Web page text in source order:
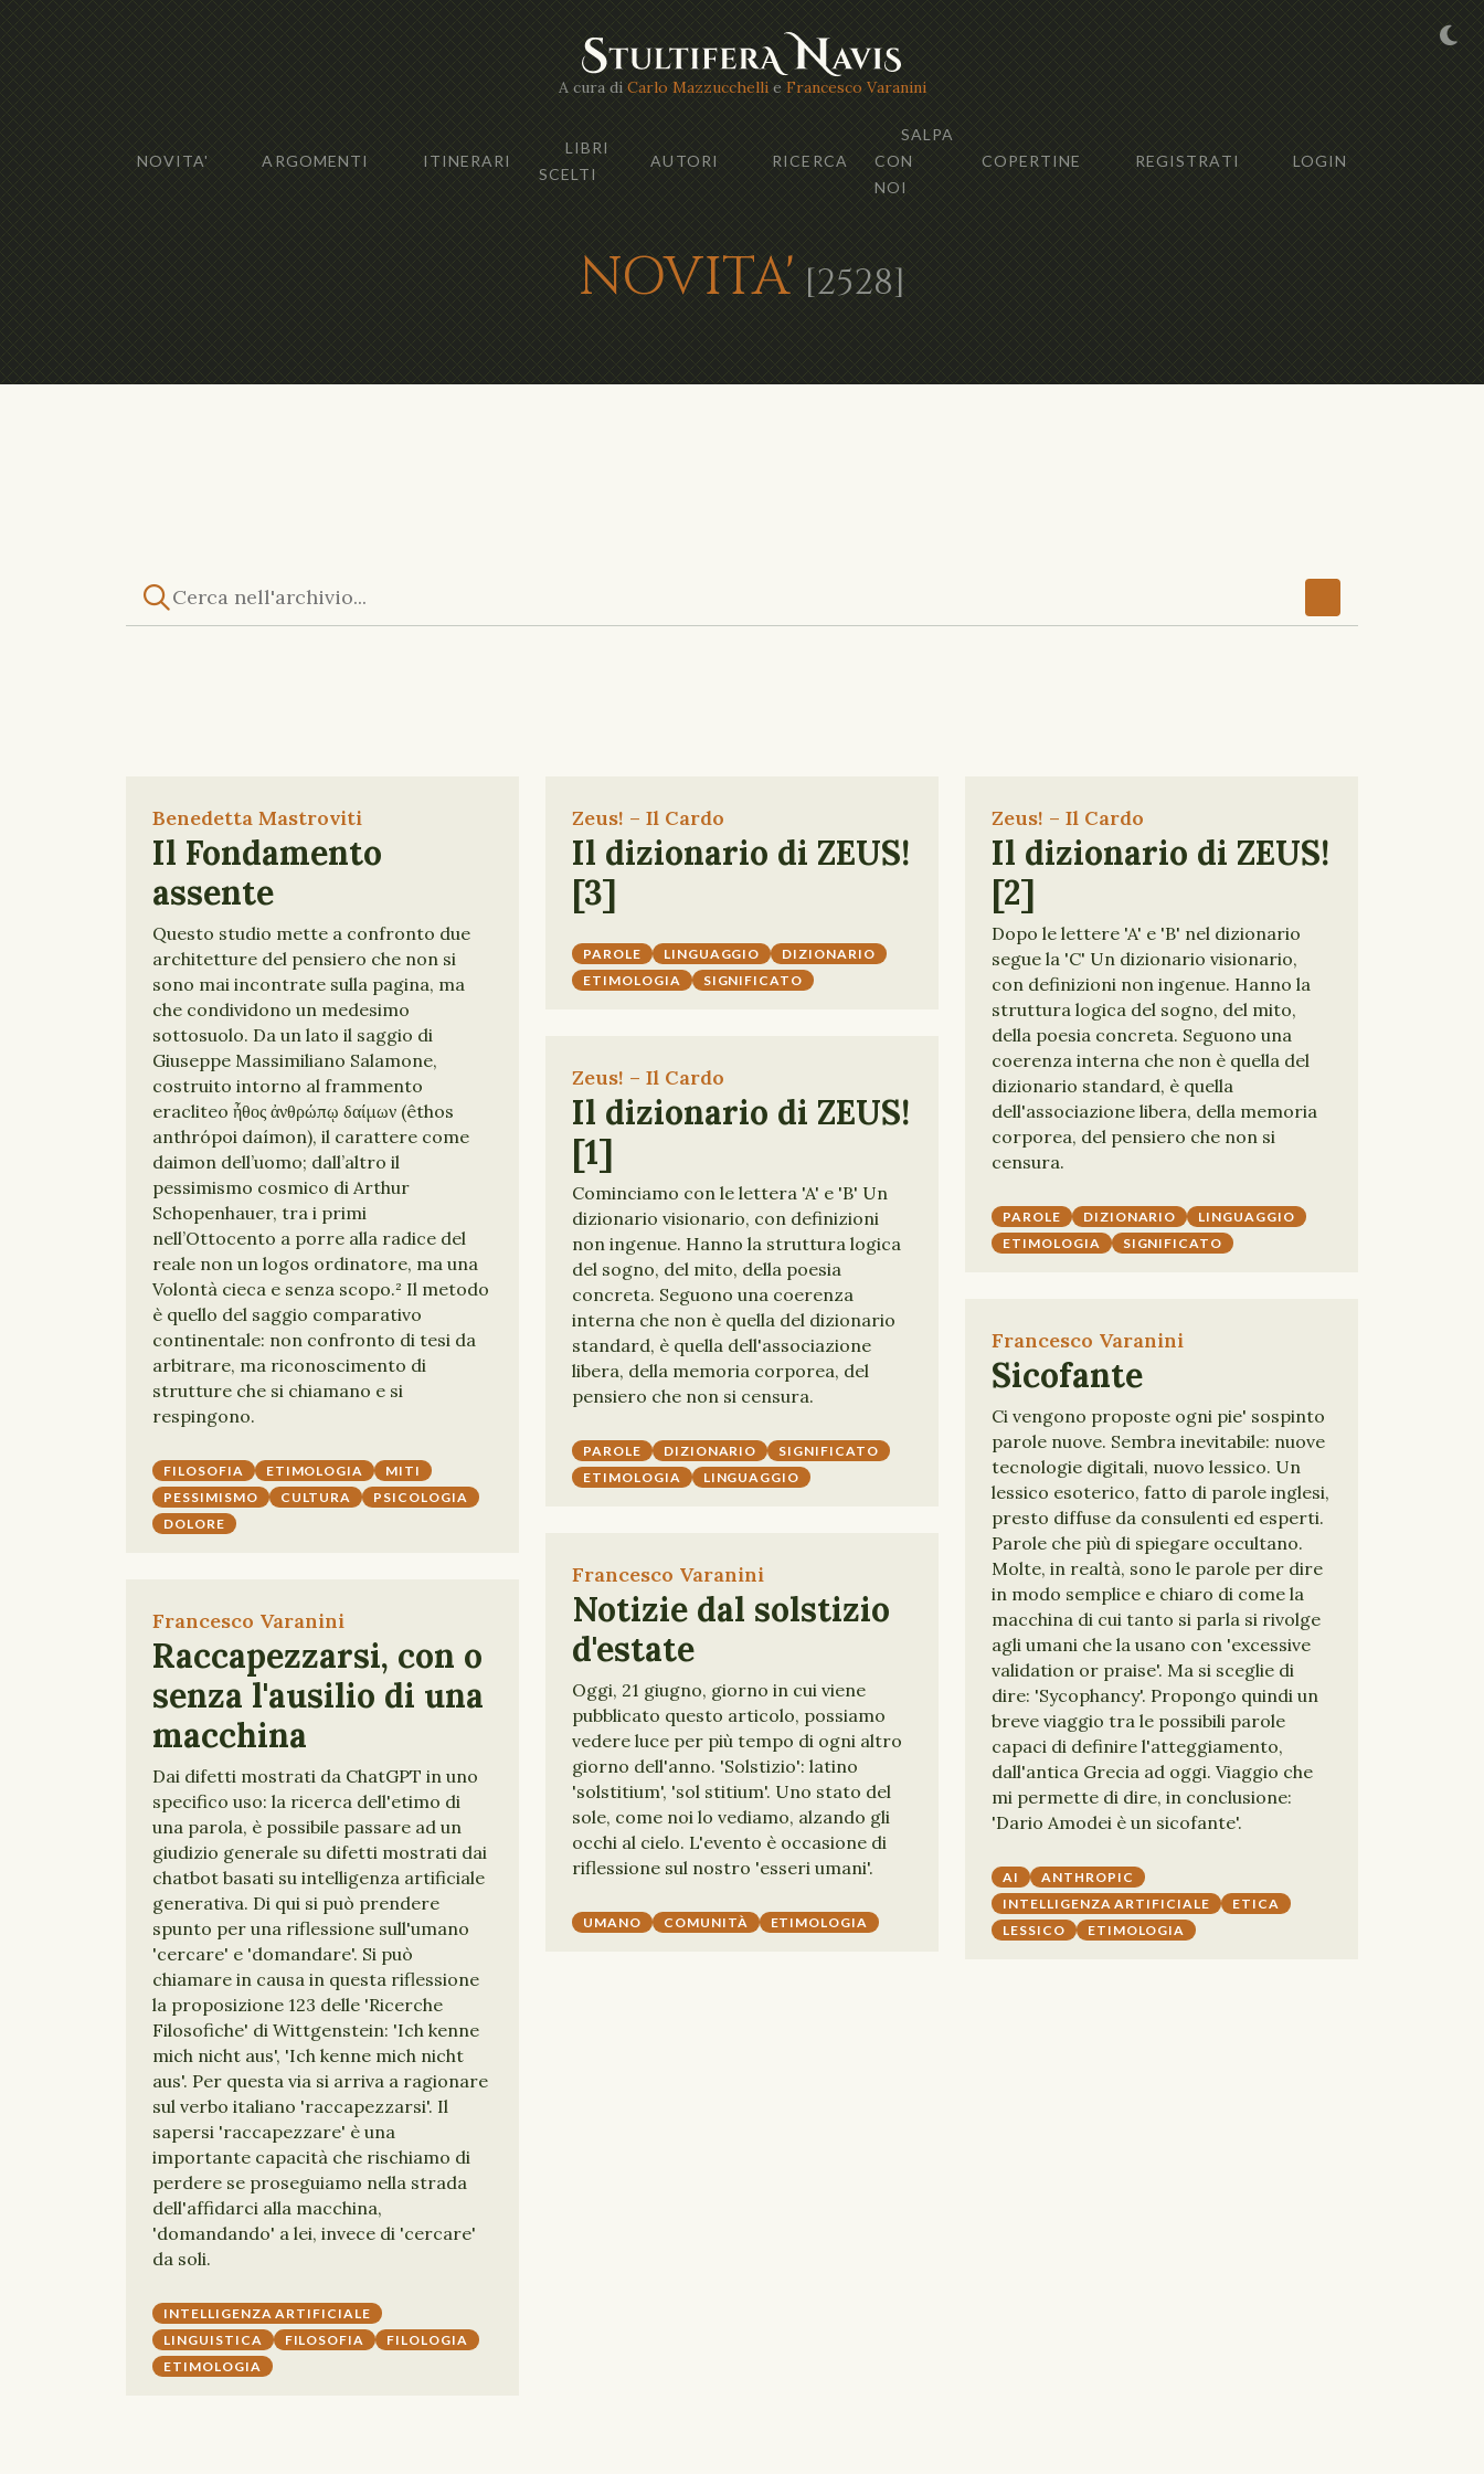
A cura di Carlo Mazzucchellie Francesco Varanini
NOVITA' ARGOMENTI ITINERARI
LIBRI
SCELTI
AUTORI RICERCA
SALPA
CON
NOI
COPERTINE REGISTRATI LOGIN
NOVITA' [2528]
Benedetta Mastroviti
Il Fondamento
assente
Questo studio mette a confronto due
architetture del pensiero che non si
sono mai incontrate sulla pagina, ma
che condividono un medesimo
sottosuolo. Da un lato il saggio di
Giuseppe Massimiliano Salamone,
costruito intorno al frammento
eracliteo ἦθος ἀνθρώπῳ δαίμων (êthos
anthrópoi daímon), il carattere come
daimon dell’uomo; dall’altro il
pessimismo cosmico di Arthur
Schopenhauer, tra i primi
nell’Ottocento a porre alla radice del
reale non un logos ordinatore, ma una
Volontà cieca e senza scopo.² Il metodo
è quello del saggio comparativo
continentale: non confronto di tesi da
arbitrare, ma riconoscimento di
strutture che si chiamano e si
respingono.
FILOSOFIA ETIMOLOGIA
MITI
PESSIMISMO
CULTURA
PSICOLOGIA
DOLORE
Zeus! – Il Cardo
Il dizionario di ZEUS!
[3]
PAROLE LINGUAGGIO
DIZIONARIO
ETIMOLOGIA
SIGNIFICATO
Zeus! – Il Cardo
Il dizionario di ZEUS!
[2]
Dopo le lettere 'A' e 'B' nel dizionario
segue la 'C' Un dizionario visionario,
con definizioni non ingenue. Hanno la
struttura logica del sogno, del mito,
della poesia concreta. Seguono una
coerenza interna che non è quella del
dizionario standard, è quella
dell'associazione libera, della memoria
corporea, del pensiero che non si
censura.
PAROLE DIZIONARIO
LINGUAGGIO
ETIMOLOGIA
SIGNIFICATO
Zeus! – Il Cardo
Il dizionario di ZEUS!
[1]
Cominciamo con le lettera 'A' e 'B' Un
dizionario visionario, con definizioni
non ingenue. Hanno la struttura logica
del sogno, del mito, della poesia
concreta. Seguono una coerenza
interna che non è quella del dizionario
standard, è quella dell'associazione
libera, della memoria corporea, del
pensiero che non si censura.
PAROLE DIZIONARIO
SIGNIFICATO
ETIMOLOGIA
LINGUAGGIO
Francesco Varanini
Sicofante
Ci vengono proposte ogni pie' sospinto
parole nuove. Sembra inevitabile: nuove
tecnologie digitali, nuovo lessico. Un
lessico esoterico, fatto di parole inglesi,
presto diffuse da consulenti ed esperti.
Parole che più di spiegare occultano.
Molte, in realtà, sono le parole per dire
in modo semplice e chiaro di come la
macchina di cui tanto si parla si rivolge
agli umani che la usano con 'excessive
validation or praise'. Ma si sceglie di
dire: 'Sycophancy'. Propongo quindi un
breve viaggio tra le possibili parole
capaci di definire l'atteggiamento,
dall'antica Grecia ad oggi. Viaggio che
mi permette di dire, in conclusione:
'Dario Amodei è un sicofante'.
AI
ANTHROPIC
INTELLIGENZA ARTIFICIALE
ETICA
LESSICO
ETIMOLOGIA
Francesco Varanini
Notizie dal solstizio
d'estate
Oggi, 21 giugno, giorno in cui viene
pubblicato questo articolo, possiamo
vedere luce per più tempo di ogni altro
giorno dell'anno. 'Solstizio': latino
'solstitium', 'sol stitium'. Uno stato del
sole, come noi lo vediamo, alzando gli
occhi al cielo. L'evento è occasione di
riflessione sul nostro 'esseri umani'.
UMANO COMUNITÀ ETIMOLOGIA
Francesco Varanini
Raccapezzarsi, con o
senza l'ausilio di una
macchina
Dai difetti mostrati da ChatGPT in uno
specifico uso: la ricerca dell'etimo di
una parola, è possibile passare ad un
giudizio generale su difetti mostrati dai
chatbot basati su intelligenza artificiale
generativa. Di qui si può prendere
spunto per una riflessione sull'umano
'cercare' e 'domandare'. Si può
chiamare in causa in questa riflessione
la proposizione 123 delle 'Ricerche
Filosofiche' di Wittgenstein: 'Ich kenne
mich nicht aus', 'Ich kenne mich nicht
aus'. Per questa via si arriva a ragionare
sul verbo italiano 'raccapezzarsi'. Il
sapersi 'raccapezzare' è una
importante capacità che rischiamo di
perdere se proseguiamo nella strada
dell'affidarci alla macchina,
'domandando' a lei, invece di 'cercare'
da soli.
INTELLIGENZA ARTIFICIALE
LINGUISTICA
FILOSOFIA
FILOLOGIA
ETIMOLOGIA